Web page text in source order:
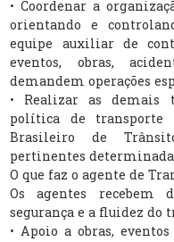
• Coordenar a
orientando e
equipe auxiliar de
eventos, obras,
demandem operações
• Realizar as demais
política de transporte
Brasileiro de
pertinentes
O que faz o agente de
Os agentes recebem
segurança e a fluidez do
• Apoio a obras,